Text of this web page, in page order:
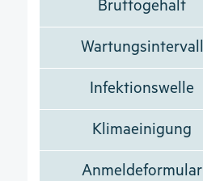
Bruttogehalt
Wartungsintervall
Infektionswelle
Klimaeinigung
Anmeldeformular